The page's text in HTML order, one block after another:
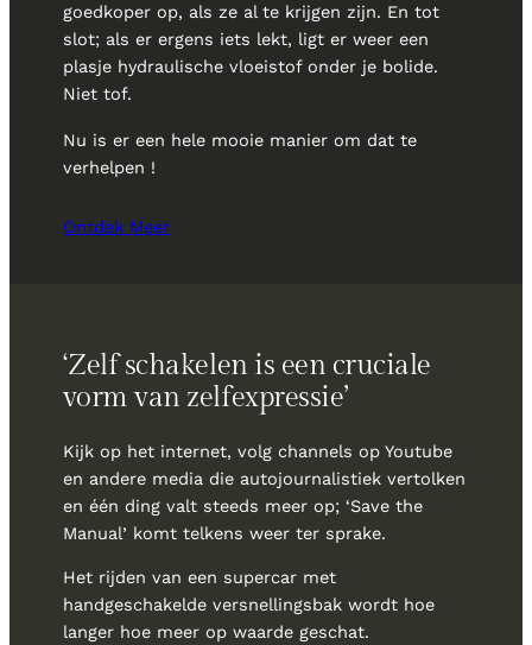
goedkoper op, als ze al te krijgen zijn. En tot
slot; als er ergens iets lekt, ligt er weer een
plasje hydraulische vloeistof onder je bolide.
Niet tof.
Nu is er een hele mooie manier om dat te
verhelpen !
Ontdek Meer
‘Zelf schakelen is een cruciale
vorm van zelfexpressie’
Kijk op het internet, volg channels op Youtube
en andere media die autojournalistiek vertolken
en één ding valt steeds meer op; ‘Save the
Manual’ komt telkens weer ter sprake.
Het rijden van een supercar met
handgeschakelde versnellingsbak wordt hoe
langer hoe meer op waarde geschat.